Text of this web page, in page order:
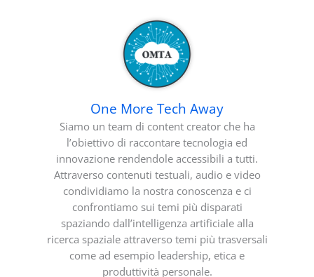
One More Tech Away
Siamo un team di content creator che ha
l’obiettivo di raccontare tecnologia ed
innovazione rendendole accessibili a tutti.
Attraverso contenuti testuali, audio e video
condividiamo la nostra conoscenza e ci
confrontiamo sui temi più disparati
spaziando dall’intelligenza artificiale alla
ricerca spaziale attraverso temi più trasversali
come ad esempio leadership, etica e
produttività personale.